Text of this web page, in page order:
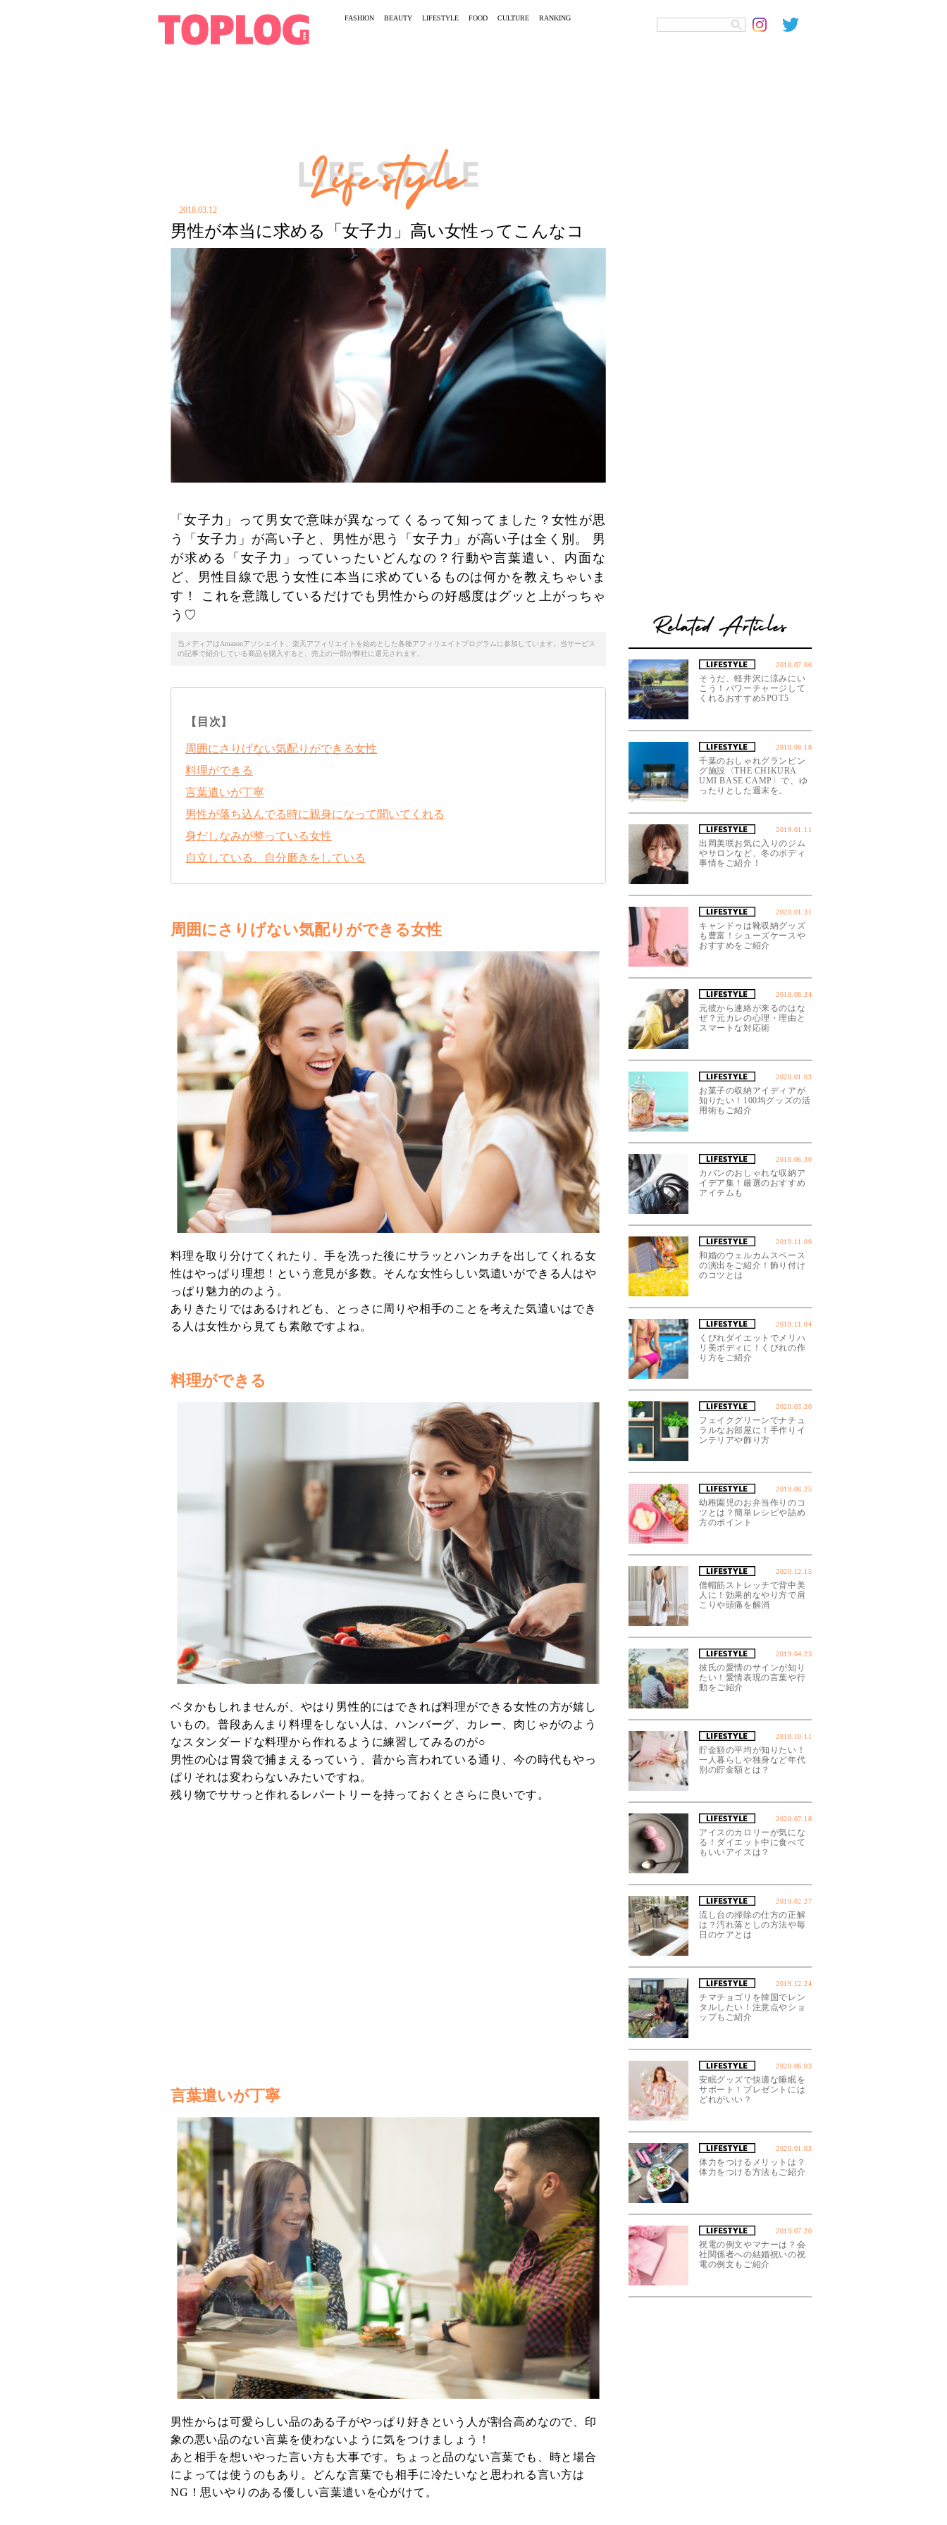
FASHION BEAUTY LIFESTYLE FOOD CULTURE RANKING
2018.03.12
男性が本当に求める「女子力」高い女性ってこんなコ
「女子力」って男女で意味が異なってくるって知ってました？女性が思
う「女子力」が高い子と、男性が思う「女子力」が高い子は全く別。 男
が求める「女子力」っていったいどんなの？行動や言葉遣い、内面な
ど、男性目線で思う女性に本当に求めているものは何かを教えちゃいま
す！ これを意識しているだけでも男性からの好感度はグッと上がっちゃ
う♡
当メディアはAmazonアソシエイト、楽天アフィリエイトを始めとした各種アフィリエイトプログラムに参加しています。当サービス
の記事で紹介している商品を購入すると、売上の一部が弊社に還元されます。
【目次】
周囲にさりげない気配りができる女性
料理ができる
言葉遣いが丁寧
男性が落ち込んでる時に親身になって聞いてくれる
身だしなみが整っている女性
自立している、自分磨きをしている
周囲にさりげない気配りができる女性
料理を取り分けてくれたり、手を洗った後にサラッとハンカチを出してくれる女
性はやっぱり理想！という意見が多数。そんな女性らしい気遣いができる人はや
っぱり魅力的のよう。
ありきたりではあるけれども、とっさに周りや相手のことを考えた気遣いはでき
る人は女性から見ても素敵ですよね。
料理ができる
ベタかもしれませんが、やはり男性的にはできれば料理ができる女性の方が嬉し
いもの。普段あんまり料理をしない人は、ハンバーグ、カレー、肉じゃがのよう
なスタンダードな料理から作れるように練習してみるのが○
男性の心は胃袋で捕まえるっていう、昔から言われている通り、今の時代もやっ
ぱりそれは変わらないみたいですね。
残り物でササっと作れるレパートリーを持っておくとさらに良いです。
言葉遣いが丁寧
男性からは可愛らしい品のある子がやっぱり好きという人が割合高めなので、印
象の悪い品のない言葉を使わないように気をつけましょう！
あと相手を想いやった言い方も大事です。ちょっと品のない言葉でも、時と場合
によっては使うのもあり。どんな言葉でも相手に冷たいなと思われる言い方は
NG！思いやりのある優しい言葉遣いを心がけて。
2018.07.06
そうだ、軽井沢に涼みにい
こう！パワーチャージして
くれるおすすめSPOT5
2018.08.18
千葉のおしゃれグランピン
グ施設〈THE CHIKURA
UMI BASE CAMP〉で、ゆ
ったりとした週末を。
2019.01.11
出岡美咲お気に入りのジム
やサロンなど、冬のボディ
事情をご紹介！
2020.01.31
キャンドゥは靴収納グッズ
も豊富！シューズケースや
おすすめをご紹介
2018.08.24
元彼から連絡が来るのはな
ぜ？元カレの心理・理由と
スマートな対応術
2020.01.03
お菓子の収納アイディアが
知りたい！100均グッズの活
用術もご紹介
2018.06.30
カバンのおしゃれな収納ア
イデア集！厳選のおすすめ
アイテムも
2019.11.09
和婚のウェルカムスペース
の演出をご紹介！飾り付け
のコツとは
2019.11.04
くびれダイエットでメリハ
リ美ボディに！くびれの作
り方をご紹介
2020.03.20
フェイクグリーンでナチュ
ラルなお部屋に！手作りイ
ンテリアや飾り方
2019.06.25
幼稚園児のお弁当作りのコ
ツとは？簡単レシピや詰め
方のポイント
2020.12.15
僧帽筋ストレッチで背中美
人に！効果的なやり方で肩
こりや頭痛を解消
2019.04.23
彼氏の愛情のサインが知り
たい！愛情表現の言葉や行
動をご紹介
2018.10.11
貯金額の平均が知りたい！
一人暮らしや独身など年代
別の貯金額とは？
2020.07.18
アイスのカロリーが気にな
る！ダイエット中に食べて
もいいアイスは？
2019.02.27
流し台の掃除の仕方の正解
は？汚れ落としの方法や毎
日のケアとは
2019.12.24
チマチョゴリを韓国でレン
タルしたい！注意点やショ
ップもご紹介
2020.06.03
安眠グッズで快適な睡眠を
サポート！プレゼントには
どれがいい？
2020.01.03
体力をつけるメリットは？
体力をつける方法もご紹介
2019.07.20
祝電の例文やマナーは？会
社関係者への結婚祝いの祝
電の例文もご紹介